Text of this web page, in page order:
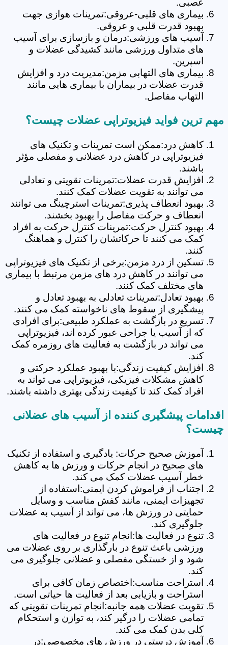
عصبی.
بیماری های قلبی-عروقی:تمرینات هوازی جهت
بهبود قدرت قلبی و عروقی.
آسیب های ورزشی:درمان و بازسازی برای آسیب
های متداول ورزشی مانند کشیدگی عضلات و
اسپرین.
بیماری های التهابی مزمن:مدیریت درد و افزایش
قدرت عضلات در بیماران با بیماری هایی مانند
التهاب مفاصل.
مهم ترین فواید فیزیوتراپی عضلات چیست؟
کاهش درد:ممکن است تمرینات و تکنیک های
فیزیوتراپی در کاهش درد عضلانی و مفصلی مؤثر
باشند.
افزایش قدرت عضلات:تمرینات تقویتی و تعادلی
می توانند به تقویت عضلات کمک کنند.
بهبود انعطاف پذیری:تمرینات استرچینگ می توانند
انعطاف و حرکت مفاصل را بهبود بخشند.
بهبود کنترل حرکت:تمرینات کنترل حرکت به افراد
کمک می کنند تا حرکاتشان را کنترل و هماهنگ
کنند.
تسکین از درد مزمن:برخی از تکنیک های فیزیوتراپی
می توانند در کاهش درد های مزمن مرتبط با بیماری
های مختلف کمک کنند.
بهبود تعادل:تمرینات تعادلی به بهبود تعادل و
پیشگیری از سقوط های ناخواسته کمک می کنند.
تسریع در بازگشت به عملکرد طبیعی:برای افرادی
که از آسیب یا جراحی عبور کرده اند، فیزیوتراپی
می تواند در بازگشت به فعالیت های روزمره کمک
کند.
افزایش کیفیت زندگی:با بهبود عملکرد حرکتی و
کاهش مشکلات فیزیکی، فیزیوتراپی می تواند به
افراد کمک کند تا کیفیت زندگی بهتری داشته باشند.
اقدامات پیشگیری کننده از آسیب های عضلانی
چیست؟
آموزش صحیح حرکات: یادگیری و استفاده از تکنیک
های صحیح در انجام حرکات و ورزش ها به کاهش
خطر آسیب عضلات کمک می کند.
اجتناب از فراموش کردن ایمنی:استفاده از
تجهیزات ایمنی، مانند کفش مناسب و وسایل
حمایتی در ورزش ها، می تواند از آسیب به عضلات
جلوگیری کند.
تنوع در فعالیت ها:انجام تنوع در فعالیت های
ورزشی باعث تنوع در بارگذاری بر روی عضلات می
شود و از خستگی مفصلی و عضلانی جلوگیری می
کند.
استراحت مناسب:اختصاص زمان کافی برای
استراحت و بازیابی بعد از فعالیت ها حیاتی است.
تقویت عضلات همه جانبه:انجام تمرینات تقویتی که
تمامی عضلات را درگیر کند، به توازن و استحکام
کلی بدن کمک می کند.
آموزش درستی در ورزش های مخصوصی:در